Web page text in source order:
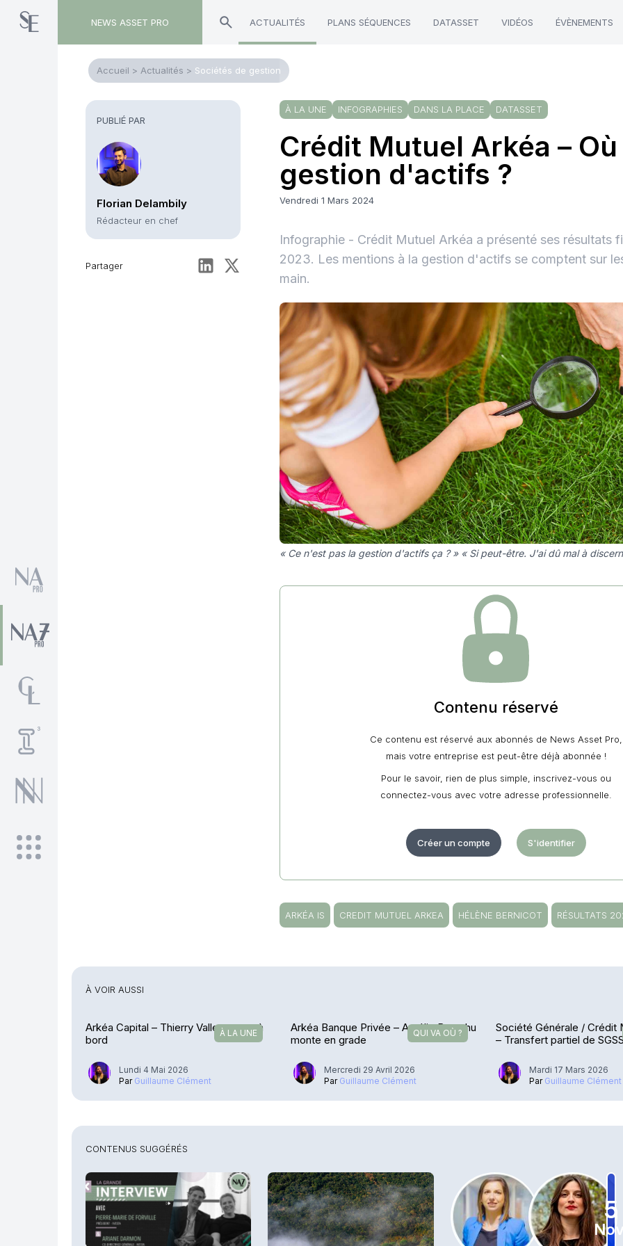
NEWS ASSET PRO ACTUALITÉS PLANS SÉQUENCES DATASSET VIDÉOS ÉVÈNEMENTS
Accueil > Actualités > Sociétés de gestion
PUBLIÉ PAR
Florian Delambily
Rédacteur en chef
Partager
À LA UNE INFOGRAPHIES DANS LA PLACE DATASSET
Crédit Mutuel Arkéa –
gestion d'actifs ?
Vendredi 1 Mars 2024
Infographie - Crédit Mutuel Arkéa a présenté ses résultats
2023. Les mentions à la gestion d'actifs se comptent sur
main.
« Ce n'est pas la gestion d'actifs ça ? » « Si peut-être. J'ai dû mal à
Contenu réservé
Ce contenu est réservé aux abonnés de News Asset Pro,
mais votre entreprise est peut-être déjà abonnée !
Pour le savoir, rien de plus simple, inscrivez-vous ou
connectez-vous avec votre adresse professionnelle.
Créer un compte S'identifier
ARKÉA IS CREDIT MUTUEL ARKEA HÉLÈNE BERNICOT RÉSULTATS
À VOIR AUSSI
À LA UNE
Arkéa Capital – Thierry Vallet monte à
bord
Lundi 4 Mai 2026
Par Guillaume Clément
QUI VA OÙ ?
Arkéa Banque Privée – Amélie Branchu
monte en grade
Mercredi 29 Avril 2026
Par Guillaume Clément
Société Générale / Crédit
– Transfert partiel de
Mardi 17 Mars 2026
Par Guillaume Clément
CONTENUS SUGGÉRÉS
5